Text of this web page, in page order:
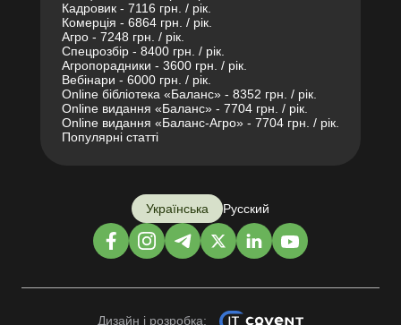
Кадровик - 7116 грн. / рік.
Комерція - 6864 грн. / рік.
Агро - 7248 грн. / рік.
Спецрозбір - 8400 грн. / рік.
Агропорадники - 3600 грн. / рік.
Вебінари - 6000 грн. / рік.
Online бібліотека «Баланс» - 8352 грн. / рік.
Online видання «Баланс» - 7704 грн. / рік.
Online видання «Баланс-Агро» - 7704 грн. / рік.
Популярні статті
Українська Русский
Дизайн і розробка: